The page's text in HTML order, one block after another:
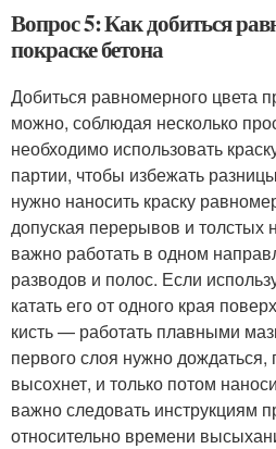
Вопрос 5: Как добиться
покраске бетона
Добиться равномерного цвета
можно, соблюдая несколько
необходимо использовать
партии, чтобы избежать
нужно наносить краску
допуская перерывов и толстых
важно работать в одном
разводов и полос. Если
катать его от одного края
кисть — работать плавными
первого слоя нужно дождаться,
высохнет, и только потом
важно следовать инструкциям
относительно времени